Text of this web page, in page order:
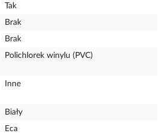
Tak
Brak
Brak
Polichlorek winylu (PVC)
Inne
Biały
Eca